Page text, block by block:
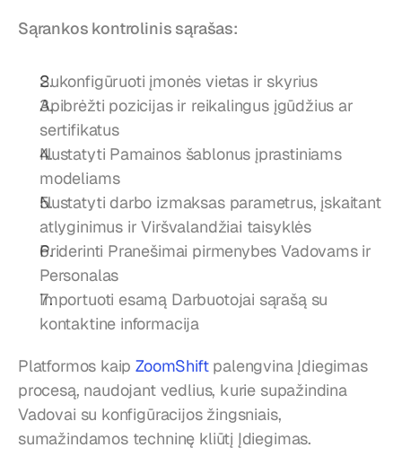
Sąrankos kontrolinis sąrašas:
Sukonfigūruoti įmonės vietas ir skyrius
Apibrėžti pozicijas ir reikalingus įgūdžius ar
sertifikatus
Nustatyti Pamainos šablonus įprastiniams
modeliams
Nustatyti darbo izmaksas parametrus, įskaitant
atlyginimus ir Viršvalandžiai taisyklės
Priderinti Pranešimai pirmenybes Vadovams ir
Personalas
Importuoti esamą Darbuotojai sąrašą su
kontaktine informacija
Platformos kaip ZoomShift palengvina Įdiegimas
procesą, naudojant vedlius, kurie supažindina
Vadovai su konfigūracijos žingsniais,
sumažindamos techninę kliūtį Įdiegimas.